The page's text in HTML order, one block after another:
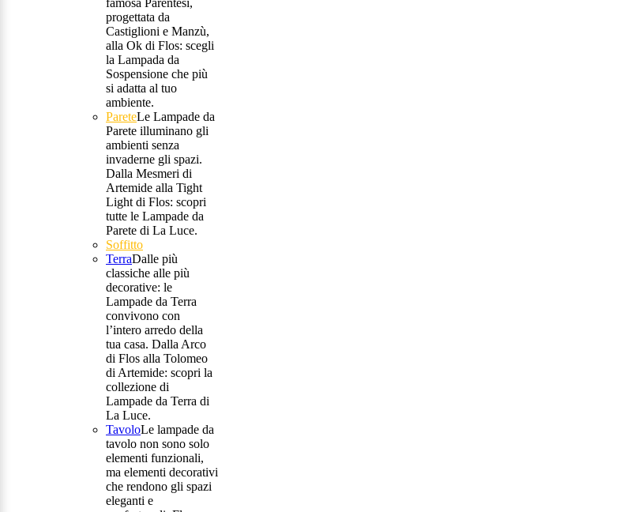
progettata da
Castiglioni e Manzù,
alla Ok di Flos: scegli
la Lampada da
Sospensione che più
si adatta al tuo
ambiente.
PareteLe Lampade da
Parete illuminano gli
ambienti senza
invaderne gli spazi.
Dalla Mesmeri di
Artemide alla Tight
Light di Flos: scopri
tutte le Lampade da
Parete di La Luce.
Soffitto
TerraDalle più
classiche alle più
decorative: le
Lampade da Terra
convivono con
l’intero arredo della
tua casa. Dalla Arco
di Flos alla Tolomeo
di Artemide: scopri la
collezione di
Lampade da Terra di
La Luce.
TavoloLe lampade da
tavolo non sono solo
elementi funzionali,
ma elementi decorativi
che rendono gli spazi
eleganti e